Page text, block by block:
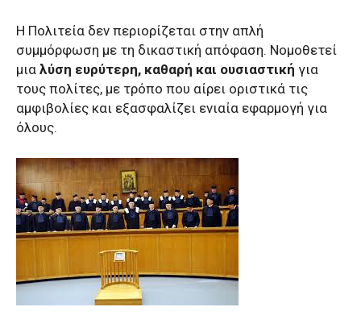
Η Πολιτεία δεν περιορίζεται στην απλή
συμμόρφωση με τη δικαστική απόφαση. Νομοθετεί
μια λύση ευρύτερη, καθαρή και ουσιαστική για
τους πολίτες, με τρόπο που αίρει οριστικά τις
αμφιβολίες και εξασφαλίζει ενιαία εφαρμογή για
όλους.